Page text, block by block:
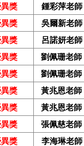
獎
鍾彩萍老師
獎
吳爾新老師
獎
呂諾妍老師
獎
劉佩珊老師
獎
劉佩珊老師
獎
黃兆恩老師
獎
黃兆恩老師
獎
張佩慈老師
獎 李海琳老師